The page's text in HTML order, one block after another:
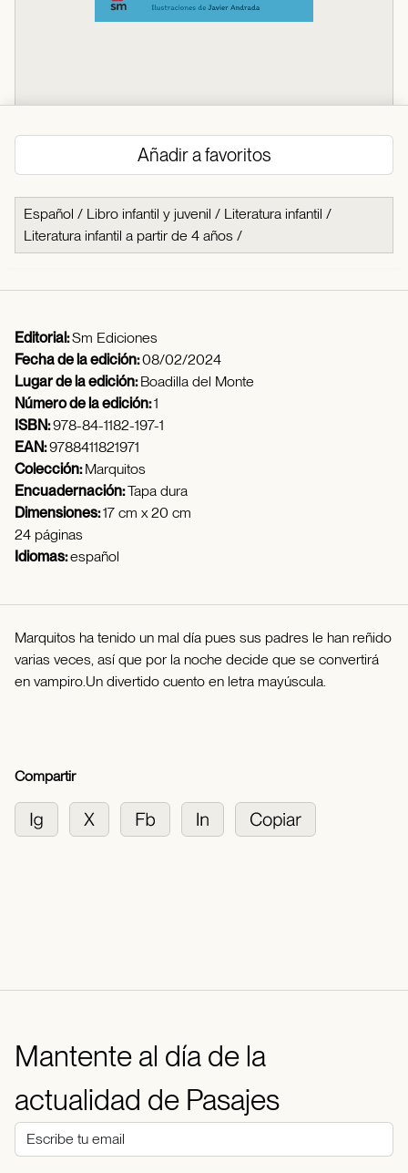
Añadir a favoritos
Español / Libro infantil y juvenil / Literatura infantil /
Literatura infantil a partir de 4 años /
Editorial:Sm Ediciones
Fecha de la edición:08/02/2024
Lugar de la edición:Boadilla del Monte
Número de la edición:1
ISBN:978-84-1182-197-1
EAN:9788411821971
Colección:Marquitos
Encuadernación:Tapa dura
Dimensiones:17 cm x 20 cm
24 páginas
Idiomas:español
Marquitos ha tenido un mal día pues sus padres le han reñido
varias veces, así que por la noche decide que se convertirá
en vampiro.Un divertido cuento en letra mayúscula.
Compartir
Mantente al día de la
actualidad de Pasajes